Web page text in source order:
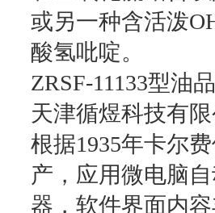
或另一种含活泼
酸氢吡啶。
ZRSF-11133型油
天津循煜科技有
根据1935年卡尔
产，应用微电脑
器，软件界面内